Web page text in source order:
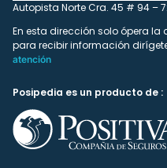
Autopista Norte Cra. 45 # 94 –
En esta dirección solo ópera
para recibir información
atención
Posipedia es un producto de :